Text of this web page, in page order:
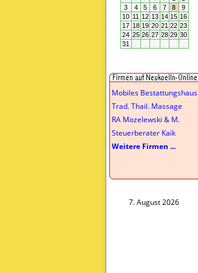
Mobiles Bestattungshaus
Trad. Thail. Massage
RA Mozelewski & M.
Steuerberater Kaik
Weitere Firmen ...
7. August 2026